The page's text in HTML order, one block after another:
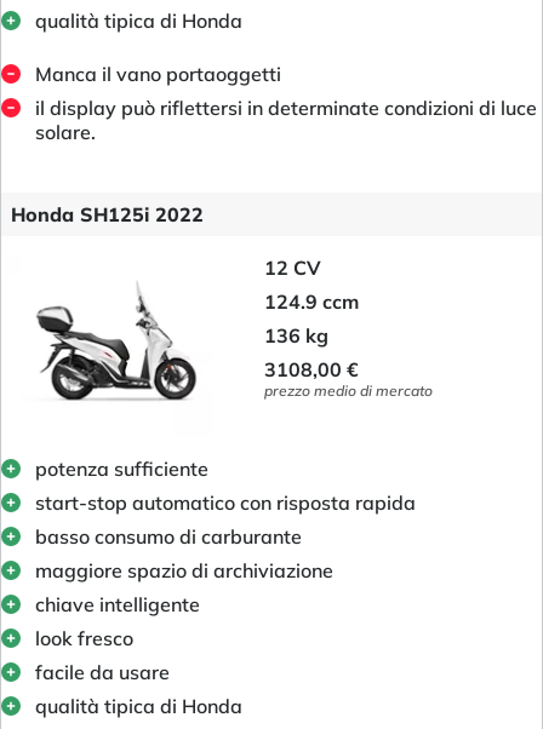
qualità tipica di Honda
Manca il vano portaoggetti
il display può riflettersi in determinate condizioni di luce
solare.
Honda SH125i 2022
12 CV
124.9 ccm
136 kg
3108,00 €
prezzo medio di mercato
potenza sufficiente
start-stop automatico con risposta rapida
basso consumo di carburante
maggiore spazio di archiviazione
chiave intelligente
look fresco
facile da usare
qualità tipica di Honda